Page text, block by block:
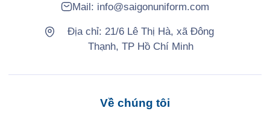
Mail: info@saigonuniform.com
Địa chỉ: 21/6 Lê Thị Hà, xã Đông
Thạnh, TP Hồ Chí Minh
Về chúng tôi